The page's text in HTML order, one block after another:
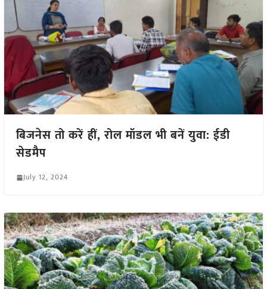
बिजनेस तो करें हीं, रोल मॉडल भी बनें युवा: ईडी
सेडमैप
July 12, 2024